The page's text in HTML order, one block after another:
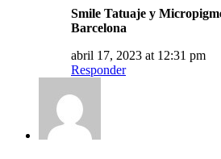
Smile Tatuaje y
Barcelona
abril 17, 2023 at 12:31 pm
Responder